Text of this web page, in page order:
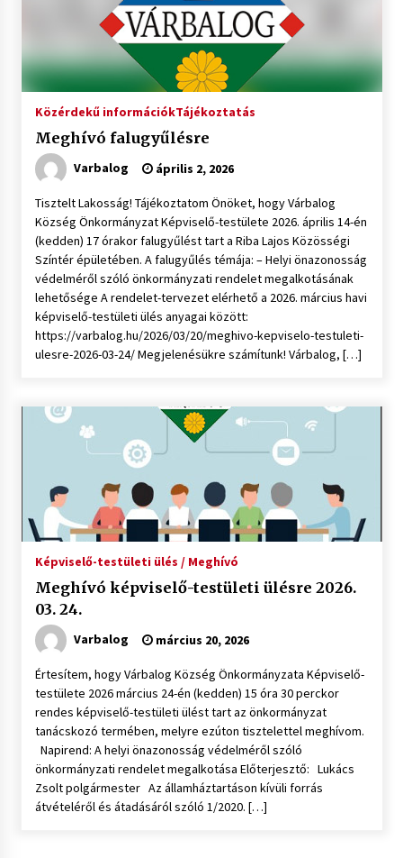
Közérdekű információkTájékoztatás
Meghívó falugyűlésre
Varbalog április 2, 2026
Tisztelt Lakosság! Tájékoztatom Önöket, hogy Várbalog
Község Önkormányzat Képviselő-testülete 2026. április 14-én
(kedden) 17 órakor falugyűlést tart a Riba Lajos Közösségi
Színtér épületében. A falugyűlés témája: – Helyi önazonosság
védelméről szóló önkormányzati rendelet megalkotásának
lehetősége A rendelet-tervezet elérhető a 2026. március havi
képviselő-testületi ülés anyagai között:
https://varbalog.hu/2026/03/20/meghivo-kepviselo-testuleti-
ulesre-2026-03-24/ Megjelenésükre számítunk! Várbalog, […]
Képviselő-testületi ülés / Meghívó
Meghívó képviselő-testületi ülésre 2026.
03. 24.
Varbalog március 20, 2026
Értesítem, hogy Várbalog Község Önkormányzata Képviselő-
testülete 2026 március 24-én (kedden) 15 óra 30 perckor
rendes képviselő-testületi ülést tart az önkormányzat
tanácskozó termében, melyre ezúton tisztelettel meghívom.
Napirend: A helyi önazonosság védelméről szóló
önkormányzati rendelet megalkotása Előterjesztő: Lukács
Zsolt polgármester Az államháztartáson kívüli forrás
átvételéről és átadásáról szóló 1/2020. […]